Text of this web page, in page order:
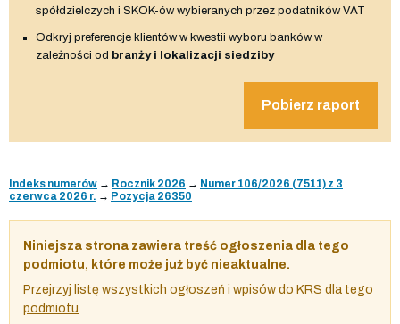
spółdzielczych i SKOK-ów wybieranych przez podatników VAT
Odkryj preferencje klientów w kwestii wyboru banków w
zależności od branży i lokalizacji siedziby
Pobierz raport
Indeks numerów → Rocznik 2026 → Numer 106/2026 (7511) z 3
czerwca 2026 r. → Pozycja 26350
Niniejsza strona zawiera treść ogłoszenia dla tego
podmiotu, które może już być nieaktualne.
Przejrzyj listę wszystkich ogłoszeń i wpisów do KRS dla tego
podmiotu